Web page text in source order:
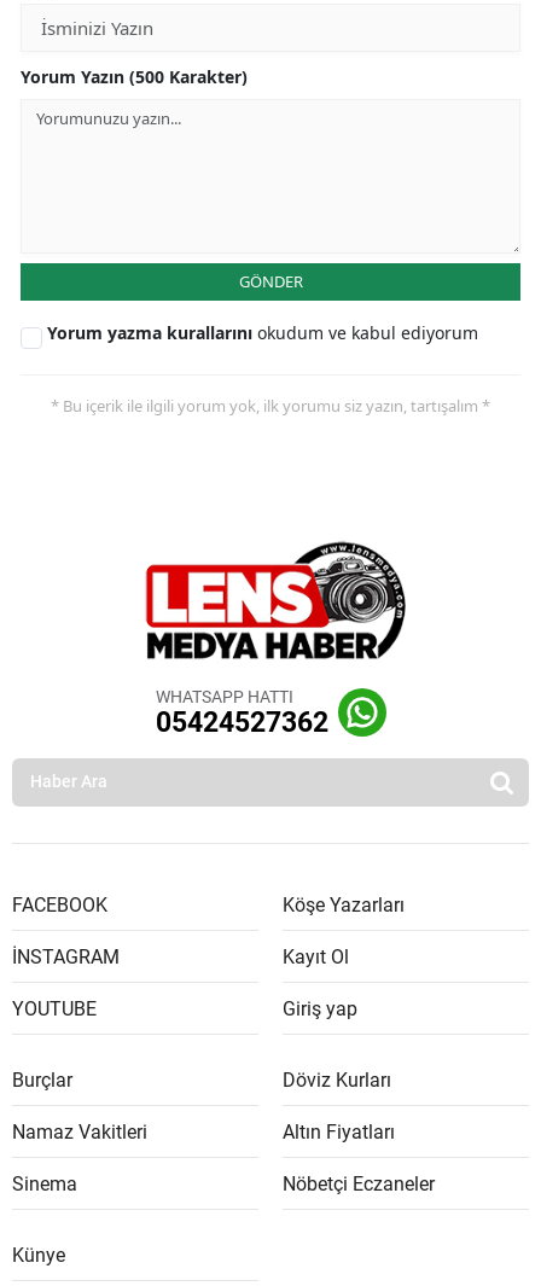
Yorum Yazın (500 Karakter)
GÖNDER
Yorum yazma kurallarını okudum ve kabul ediyorum
* Bu içerik ile ilgili yorum yok, ilk yorumu siz yazın, tartışalım *
WHATSAPP HATTI
05424527362
FACEBOOK
İNSTAGRAM
YOUTUBE
Köşe Yazarları
Kayıt Ol
Giriş yap
Burçlar
Namaz Vakitleri
Sinema
Döviz Kurları
Altın Fiyatları
Nöbetçi Eczaneler
Künye